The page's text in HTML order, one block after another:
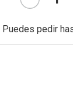
Puedes pedir